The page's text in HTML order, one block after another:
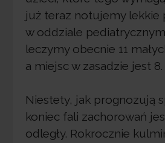
już teraz notujemy lekkie
w oddziale
leczymy obecnie 11
a miejsc w zasadzie jest 8.
Niestety, jak prognozują
koniec fali zachorowań
odległy. Rokrocznie